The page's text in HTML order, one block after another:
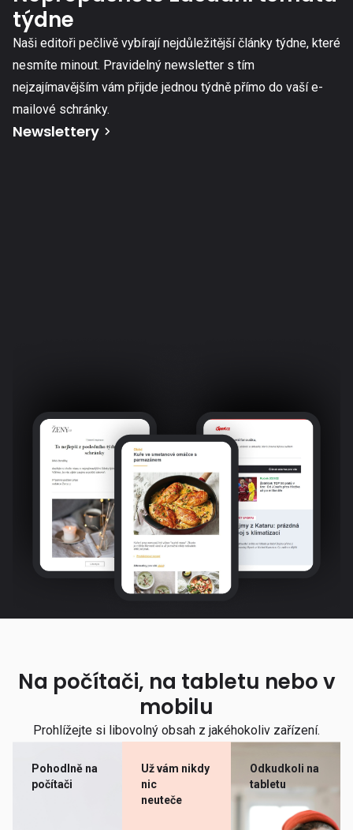
týdne
Naši editoři pečlivě vybírají nejdůležitější články týdne, které
nesmíte minout. Pravidelný newsletter s tím
nejzajímavějším vám přijde jednou týdně přímo do vaší e-
mailové schránky.
Newslettery
Na počítači, na tabletu nebo v
mobilu
Prohlížejte si libovolný obsah z jakéhokoliv zařízení.
Pohodlně na
počítači
Už vám nikdy
nic
neuteče
Odkudkoli na
tabletu